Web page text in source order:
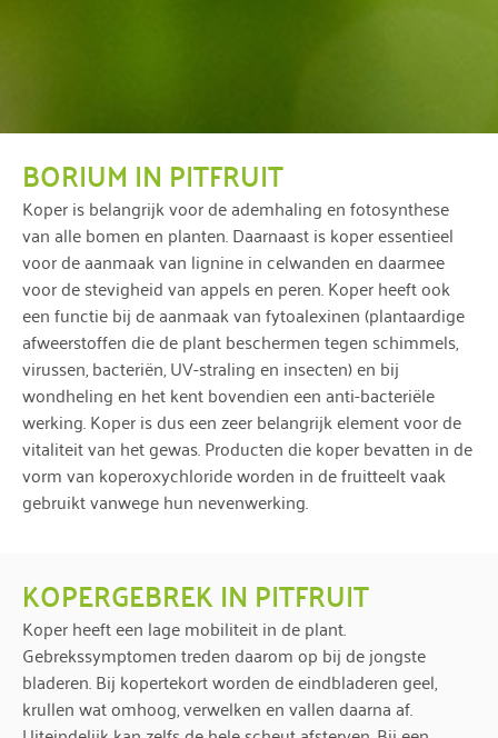
BORIUM IN PITFRUIT
Koper is belangrijk voor de ademhaling en fotosynthese
van alle bomen en planten. Daarnaast is koper essentieel
voor de aanmaak van lignine in celwanden en daarmee
voor de stevigheid van appels en peren. Koper heeft ook
een functie bij de aanmaak van fytoalexinen (plantaardige
afweerstoffen die de plant beschermen tegen schimmels,
virussen, bacteriën, UV-straling en insecten) en bij
wondheling en het kent bovendien een anti-bacteriële
werking. Koper is dus een zeer belangrijk element voor de
vitaliteit van het gewas. Producten die koper bevatten in de
vorm van koperoxychloride worden in de fruitteelt vaak
gebruikt vanwege hun nevenwerking.
KOPERGEBREK IN PITFRUIT
Koper heeft een lage mobiliteit in de plant.
Gebrekssymptomen treden daarom op bij de jongste
bladeren. Bij kopertekort worden de eindbladeren geel,
krullen wat omhoog, verwelken en vallen daarna af.